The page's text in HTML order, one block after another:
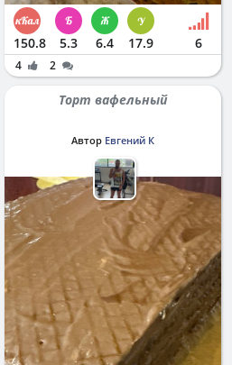
150.8 5.3 6.4 17.9 6
4 2
Торт вафельный
Автор Евгений К